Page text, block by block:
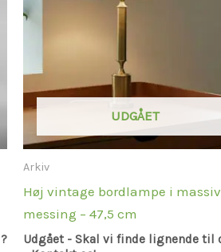
UDGÅET
Arkiv
Høj vintage bordlampe i massiv
messing – 47,5 cm
Udgået - Skal vi finde lignende til